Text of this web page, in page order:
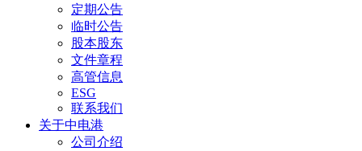
定期公告
临时公告
股本股东
文件章程
高管信息
ESG
联系我们
关于中电港
公司介绍